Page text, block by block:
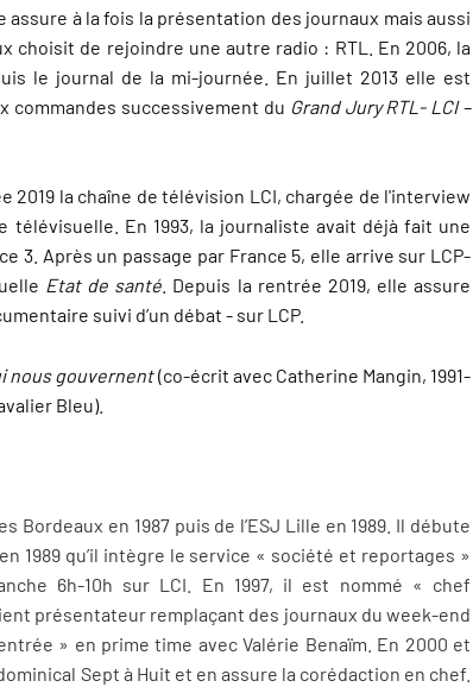
assure à la fois la présentation des journaux mais aussi
choisit de rejoindre une autre radio : RTL. En 2006, la
le journal de la mi-journée. En juillet 2013 elle est
commandes successivement du Grand Jury RTL- LCI –
la chaîne de télévision LCI, chargée de l'interview
télévisuelle. En 1993, la journaliste avait déjà fait une
3. Après un passage par France 5, elle arrive sur LCP-
Etat de santé . Depuis la rentrée 2019, elle assure
suivi d’un débat - sur LCP.
nous gouvernent(co-écrit avec Catherine Mangin, 1991-
Bleu).
en 1987 puis de l’ESJ Lille en 1989. Il débute
1989 qu’il intègre le service « société et reportages »
6h-10h sur LCI. En 1997, il est nommé « chef
présentateur remplaçant des journaux du week-end
» en prime time avec Valérie Benaïm. En 2000 et
Sept à Huit et en assure la corédaction en chef.